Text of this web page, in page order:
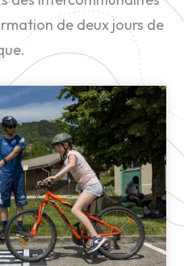
de deux jours de